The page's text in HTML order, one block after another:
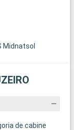
Midnatsol
de cabine